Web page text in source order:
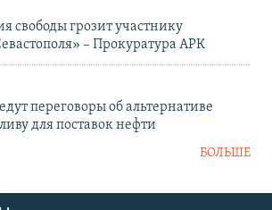
свободы грозит участнику
– Прокуратура АРК
переговоры об альтернативе
для поставок нефти
БОЛЬШЕ